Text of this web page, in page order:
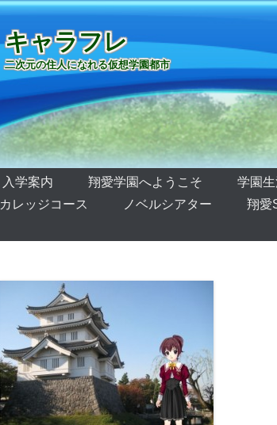
キャラフレ
二次元の住人になれる仮想学園都市
ュー
ツへ移動
入学案内 翔愛学園へようこそ 学園
カレッジコース
ノベルシアター 翔愛